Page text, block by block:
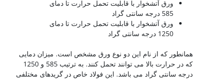
ورق آتشخوار با قابلیت تحمل حرارت تا دمای
585 درجه سانتی گراد
ورق آتشخوار با قابلیت تحمل حرارت تا دمای
1250 درجه سانتی گراد
همانطور که از نام این دو نوع ورق مشخص است. میزان دمایی
که در حرارت بالا می توانند تحمل کنند. به ترتیب 585 و 1250
درجه سانتی گراد می باشد. این فولاد خاص در گریدهای مختلفی